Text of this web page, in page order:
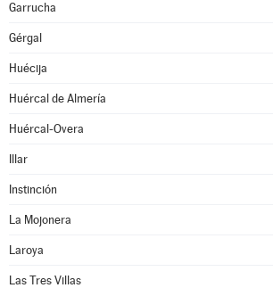
Garrucha
Gérgal
Huécija
Huércal de Almería
Huércal-Overa
Illar
Instinción
La Mojonera
Laroya
Las Tres Villas